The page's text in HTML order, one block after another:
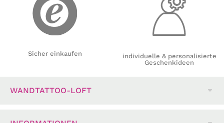
Sicher einkaufen
individuelle & personalisierte
Geschenkideen
WANDTATTOO-LOFT